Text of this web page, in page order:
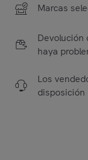
Marcas
Devolución
haya
Los
disposición